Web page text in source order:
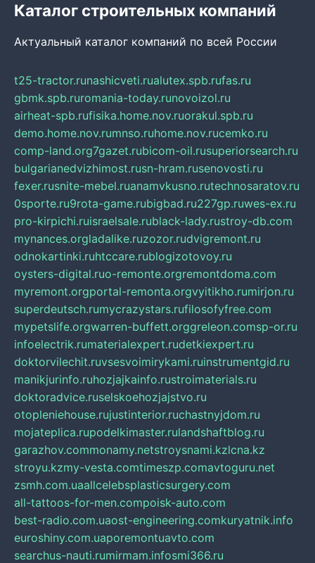
Каталог строительных компаний
Актуальный каталог компаний по всей России
t25-tractor.runashicveti.rualutex.spb.rufas.ru
gbmk.spb.ruromania-today.runovoizol.ru
airheat-spb.rufisika.home.nov.ruorakul.spb.ru
demo.home.nov.rumnso.ruhome.nov.rucemko.ru
comp-land.org7gazet.rubicom-oil.rusuperiorsearch.ru
bulgarianedvizhimost.rusn-hram.rusenovosti.ru
fexer.rusnite-mebel.ruanamvkusno.rutechnosaratov.ru
0sporte.ru9rota-game.rubigbad.ru227gp.ruwes-ex.ru
pro-kirpichi.ruisraelsale.rublack-lady.rustroy-db.com
mynances.orgladalike.ruzozor.rudvigremont.ru
odnokartinki.ruhtccare.rublogizotovoy.ru
oysters-digital.ruo-remonte.orgremontdoma.com
myremont.orgportal-remonta.orgvyitikho.rumirjon.ru
superdeutsch.rumycrazystars.rufilosofyfree.com
mypetslife.orgwarren-buffett.orggreleon.comsp-or.ru
infoelectrik.rumaterialexpert.rudetkiexpert.ru
doktorvilechit.ruvsesvoimirykami.ruinstrumentgid.ru
manikjurinfo.ruhozjajkainfo.rustroimaterials.ru
doktoradvice.ruselskoehozjajstvo.ru
otopleniehouse.rujustinterior.ruchastnyjdom.ru
mojateplica.rupodelkimaster.rulandshaftblog.ru
garazhov.commonamy.netstroysnami.kzlcna.kz
stroyu.kzmy-vesta.comtimeszp.comavtoguru.net
zsmh.com.uaallcelebsplasticsurgery.com
all-tattoos-for-men.compoisk-auto.com
best-radio.com.uaost-engineering.comkuryatnik.info
euroshiny.com.uaporemontuavto.com
searchus-nauti.rumirmam.infosmi366.ru